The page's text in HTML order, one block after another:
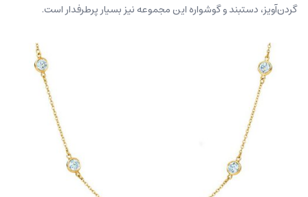
گردن‌آویز، دستبند و گوشواره این مجموعه نیز بسیار پرطرفدار است.